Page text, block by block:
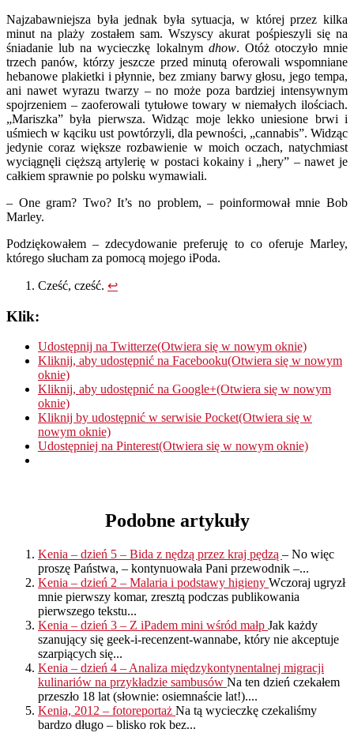
Najzabawniejsza była jednak była sytuacja, w której przez kilka
minut na plaży zostałem sam. Wszyscy akurat pośpieszyli się na
śniadanie lub na wycieczkę lokalnym dhow. Otóż otoczyło mnie
trzech panów, którzy jeszcze przed minutą oferowali wspomniane
hebanowe plakietki i płynnie, bez zmiany barwy głosu, jego tempa,
ani nawet wyrazu twarzy – no może poza bardziej intensywnym
spojrzeniem – zaoferowali tytułowe towary w niemałych ilościach.
„Mariszka” była pierwsza. Widząc moje lekko uniesione brwi i
uśmiech w kąciku ust powtórzyli, dla pewności, „cannabis”. Widząc
jedynie coraz większe rozbawienie w moich oczach, natychmiast
wyciągnęli cięższą artylerię w postaci kokainy i „hery” – nawet je
całkiem sprawnie po polsku wymawiali.
– One gram? Two? It’s no problem, – poinformował mnie Bob
Marley.
Podziękowałem – zdecydowanie preferuję to co oferuje Marley,
którego słucham za pomocą mojego iPoda.
Cześć, cześć. ↩
Klik:
Udostępnij na Twitterze(Otwiera się w nowym oknie)
Kliknij, aby udostępnić na Facebooku(Otwiera się w nowym
oknie)
Kliknij, aby udostępnić na Google+(Otwiera się w nowym
oknie)
Kliknij by udostępnić w serwisie Pocket(Otwiera się w
nowym oknie)
Udostępniej na Pinterest(Otwiera się w nowym oknie)
Podobne artykuły
Kenia – dzień 5 – Bida z nędzą przez kraj pędzą – No więc
proszę Państwa, – kontynuowała Pani przewodnik –...
Kenia – dzień 2 – Malaria i podstawy higieny Wczoraj ugryzł
mnie pierwszy komar, zresztą podczas publikowania
pierwszego tekstu...
Kenia – dzień 3 – Z iPadem mini wśród małp Jak każdy
szanujący się geek-i-recenzent-wannabe, który nie akceptuje
szarpiących się...
Kenia – dzień 4 – Analiza międzykontynentalnej migracji
kulinariów na przykładzie sambusów Na ten dzień czekałem
przeszło 18 lat (słownie: osiemnaście lat!)....
Kenia, 2012 – fotoreportaż Na tą wycieczkę czekaliśmy
bardzo długo – blisko rok bez...